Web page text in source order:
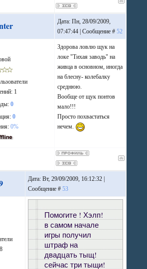
Дата: Пн, 28/09/2009,
07:47:44 | Сообщение #52
1
0
0
0%
Здорова ловлю щук на
локе "Тихая заводь" на
живца в основном, иногда
на блесну- колебалку
среднюю.
Вообще от щук понтов
мало!!!
Просто похвастаться
нечем.
Дата: Вт, 29/09/2009, 16:12:32 |
Сообщение #53
8
Помогите ! Хэлп!
в самом начале
игры получил
штраф на
двадцать тыщ!
сейчас три тыщи!